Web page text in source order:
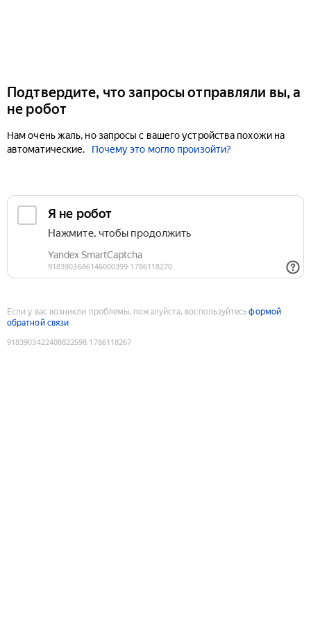
Подтвердите, что запросы отправляли вы, а
не робот
Нам очень жаль, но запросы с вашего устройства похожи на
автоматические.
Почему это могло произойти?
Если у вас возникли проблемы, пожалуйста, воспользуйтесьформой
обратной связи
9183903422408822598:1786118267